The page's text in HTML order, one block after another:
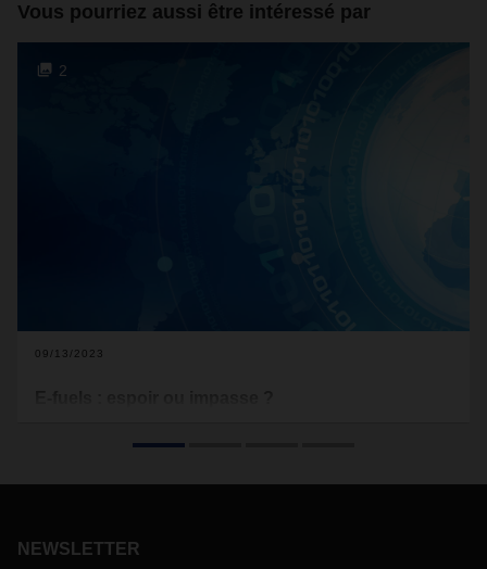
Vous pourriez aussi être intéressé par
2
09/13/2023
NEWSLETTER